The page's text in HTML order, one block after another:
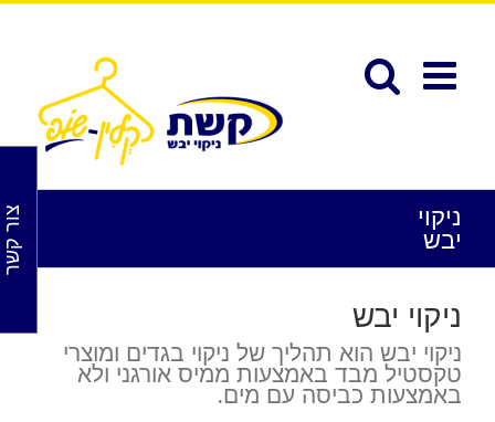
פתח סרגל נגישות
דלג
ניקוי
יבש
ניקוי יבש
ניקוי יבש הוא תהליך של ניקוי בגדים ומוצרי
טקסטיל מבד באמצעות ממיס אורגני ולא
באמצעות כביסה עם מים.
צור קשר